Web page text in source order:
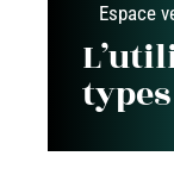
Espace